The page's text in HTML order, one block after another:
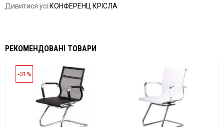
Дивитися усі КОНФЕРЕНЦ КРІСЛА
РЕКОМЕНДОВАНІ ТОВАРИ
-31%